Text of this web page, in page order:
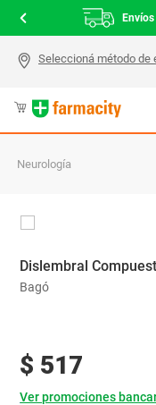
Neurología
Dislembral
Bagó
$ 517
Ver promociones